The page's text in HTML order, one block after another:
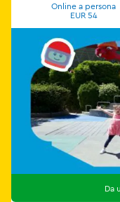
Online a persona
EUR 54
Da